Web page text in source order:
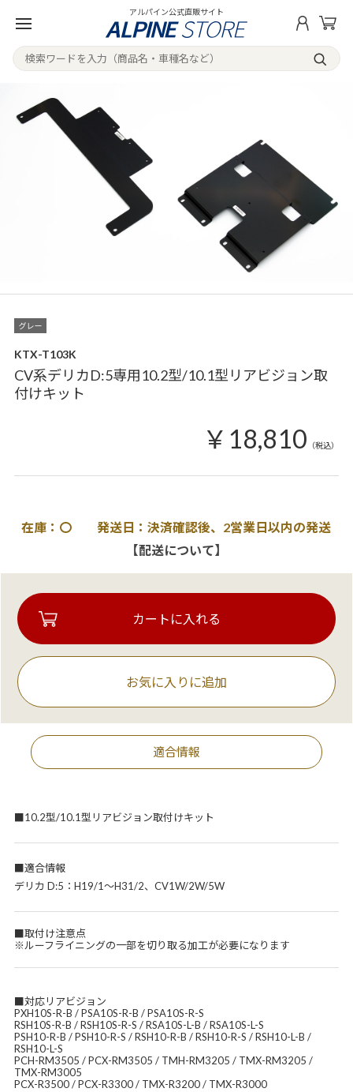
アルパイン公式直販サイト
KTX-T103K
CV系デリカD:5専用10.2型/10.1型リアビジョン取
付けキット
￥18,810 （税込）
在庫：〇 発送日：決済確認後、2営業日以内の発送
【配送について】
お気に入りに追加
適合情報
■10.2型/10.1型リアビジョン取付けキット
■適合情報
デリカ D:5：H19/1～H31/2、CV1W/2W/5W
■取付け注意点
※ルーフライニングの一部を切り取る加工が必要になります
■対応リアビジョン
PXH10S-R-B / PSA10S-R-B / PSA10S-R-S
RSH10S-R-B / RSH10S-R-S / RSA10S-L-B / RSA10S-L-S
PSH10-R-B / PSH10-R-S / RSH10-R-B / RSH10-R-S / RSH10-L-B /
RSH10-L-S
PCH-RM3505 / PCX-RM3505 / TMH-RM3205 / TMX-RM3205 /
TMX-RM3005
PCX-R3500 / PCX-R3300 / TMX-R3200 / TMX-R3000